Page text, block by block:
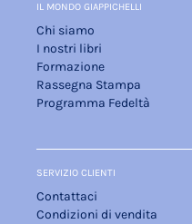
IL MONDO GIAPPICHELLI
Chi siamo
I nostri libri
Formazione
Rassegna Stampa
Programma Fedeltà
SERVIZIO CLIENTI
Contattaci
Condizioni di vendita